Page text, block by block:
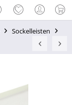
Sockelleisten